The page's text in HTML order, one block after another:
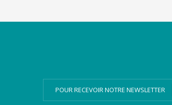
POUR RECEVOIR NOTRE NEWSLETTER